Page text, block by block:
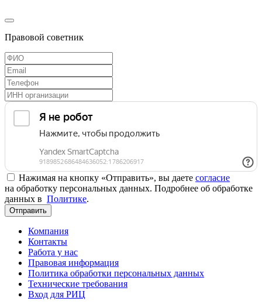
Правовой советник
Нажимая на кнопку «Отправить», вы даете согласие
на обработку персональных данных. Подробнее об обработке
данных в Политике.
Отправить
Компания
Контакты
Работа у нас
Правовая информация
Политика обработки персональных данных
Технические требования
Вход для РИЦ